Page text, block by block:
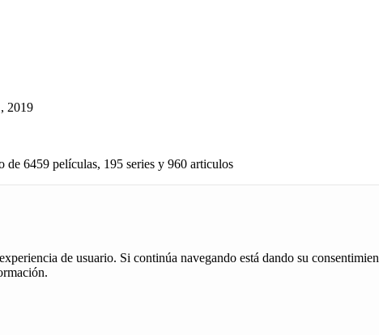
2019
de 6459 películas, 195 series y 960 articulos
de usuario. Si continúa navegando está dando su